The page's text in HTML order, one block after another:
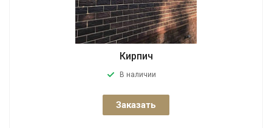
Кирпич
В наличии
Заказать